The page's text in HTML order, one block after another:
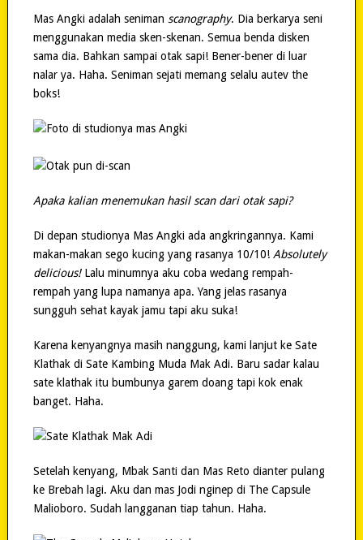
Mas Angki adalah seniman scanography. Dia berkarya seni
menggunakan media sken-skenan. Semua benda disken
sama dia. Bahkan sampai otak sapi! Bener-bener di luar
nalar ya. Haha. Seniman sejati memang selalu autev the
boks!
Apaka kalian menemukan hasil scan dari otak sapi?
Di depan studionya Mas Angki ada angkringannya. Kami
makan-makan sego kucing yang rasanya 10/10! Absolutely
delicious!Lalu minumnya aku coba wedang rempah-
rempah yang lupa namanya apa. Yang jelas rasanya
sungguh sehat kayak jamu tapi aku suka!
Karena kenyangnya masih nanggung, kami lanjut ke Sate
Klathak di Sate Kambing Muda Mak Adi. Baru sadar kalau
sate klathak itu bumbunya garem doang tapi kok enak
banget. Haha.
Setelah kenyang, Mbak Santi dan Mas Reto dianter pulang
ke Brebah lagi. Aku dan mas Jodi nginep di The Capsule
Malioboro. Sudah langganan tiap tahun. Haha.